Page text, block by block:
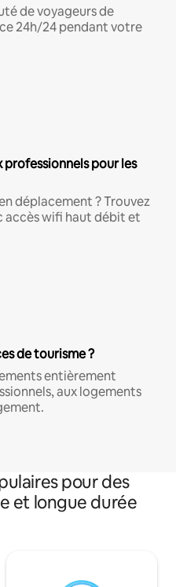
de voyageurs de
24h/24 pendant votre
pour les
déplacement ? Trouvez
accès wifi haut débit et
de tourisme ?
entièrement
aux logements
pour des
et longue durée